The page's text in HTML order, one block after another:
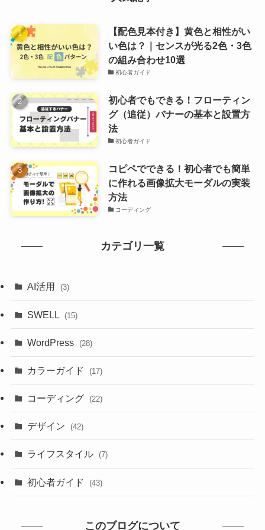
【配色見本付き】黄色と相性がい
い色は？｜センスが光る2色・3色
の組み合わせ10選
初心者ガイド
初心者でもできる！フローティン
グ（追従）バナーの基本と設置方
法
初心者ガイド
コピペでできる！初心者でも簡単
に作れる画像拡大モーダルの実装
方法
コーディング
カテゴリ一覧
AI活用 (3)
SWELL (15)
WordPress (28)
カラーガイド (17)
コーディング (22)
デザイン (42)
ライフスタイル (7)
初心者ガイド (43)
このブログについて